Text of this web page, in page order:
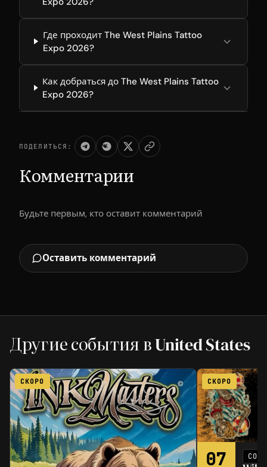
Где проходит The West Plains Tattoo
Expo 2026?
Как добраться до The West Plains Tattoo
Expo 2026?
ПОДЕЛИТЬСЯ:
Комментарии
Будьте первым, кто оставит комментарий
Оставить комментарий
Другие события в United States
СКОРО СКОРО
07